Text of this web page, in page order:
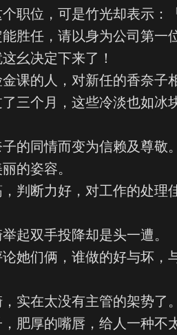
职位，可是竹光却表示：
胜任，请以身为公司第一
幺决定下来了！
课的人，对新任的香奈子
三个月，这些冷淡也如冰
的同情而变为信赖及尊敬。
的姿容。
判断力好，对工作的处理
起双手投降却是头一遭。
她们俩，谁做的好与坏，
实在太没有主管的架势了。
肥厚的嘴唇，给人一种不